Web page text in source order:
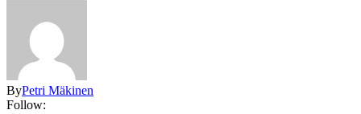
ByPetri Mäkinen
Follow: